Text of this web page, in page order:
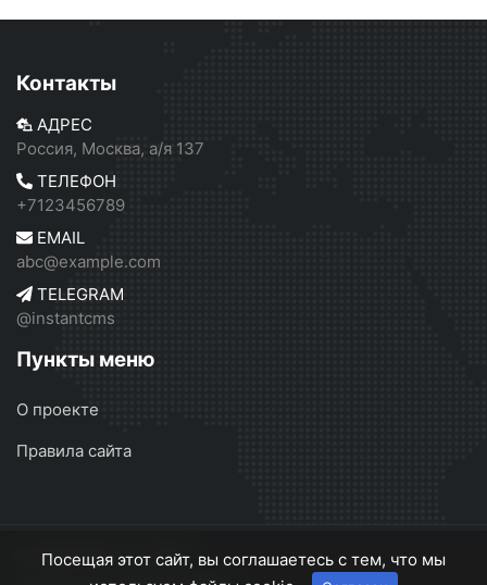
Контакты
АДРЕС
Россия, Москва, а/я 137
ТЕЛЕФОН
+7123456789
EMAIL
abc@example.com
TELEGRAM
@instantcms
Пункты меню
О проекте
Правила сайта
InstantCMS 2 © 2026
Посещая этот сайт, вы соглашаетесь с тем, что мы